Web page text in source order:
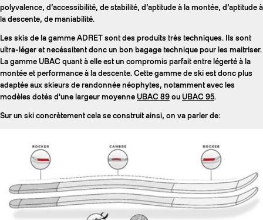
polyvalence, d’accessibilité, de stabilité, d’aptitude à la montée, d’aptitude à
la descente, de maniabilité.
Les skis de la gamme ADRET sont des produits très techniques. Ils sont
ultra-léger et necéssitent donc un bon bagage technique pour les maitriser.
La gamme UBAC quant à elle est un compromis parfait entre légerté à la
montée et performance à la descente. Cette gamme de ski est donc plus
adaptée aux skieurs de randonnée néophytes, notamment avec les
modèles dotés d'une largeur moyenne UBAC 89 ou UBAC 95.
Sur un ski concrètement cela se construit ainsi, on va parler de: